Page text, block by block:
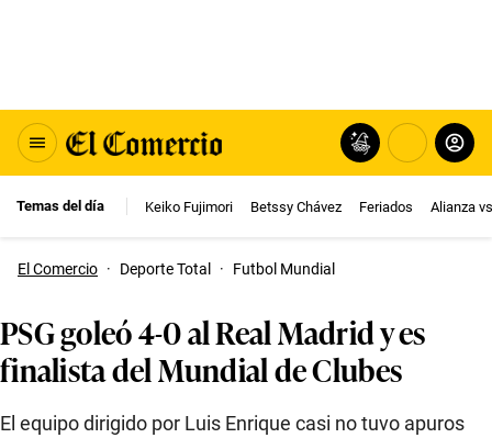
Temas del día Keiko Fujimori Betssy Chávez Feriados Alianza
El Comercio · Deporte Total · Futbol Mundial
PSG goleó 4-0 al Real Madrid y es
finalista del Mundial de Clubes
El equipo dirigido por Luis Enrique casi no tuvo apuros